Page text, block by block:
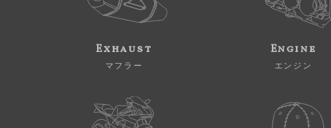
Exhaust
マフラー
Engine
エンジン